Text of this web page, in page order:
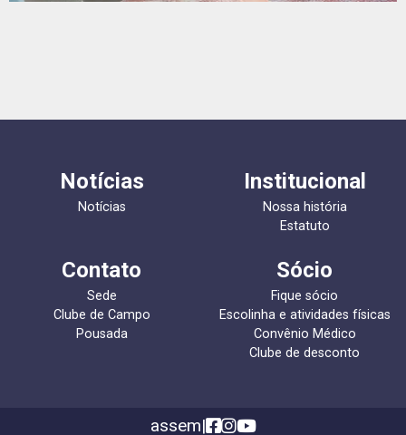
Notícias
Notícias
Institucional
Nossa história
Estatuto
Contato
Sede
Clube de Campo
Pousada
Sócio
Fique sócio
Escolinha e atividades físicas
Convênio Médico
Clube de desconto
assem|